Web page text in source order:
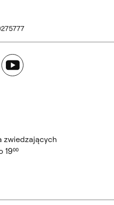
YouTube
zwiedzających